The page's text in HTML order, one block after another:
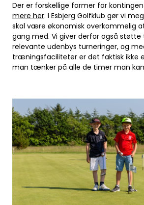
Der er forskellige former for
mere her. I Esbjerg Golfklub gør vi
skal være økonomisk overkommelig
gang med. Vi giver derfor også støtte
relevante udenbys turneringer, og
træningsfaciliteter er det faktisk ikke
man tænker på alle de timer man